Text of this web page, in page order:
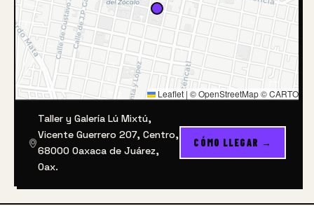
Leaflet | © OpenStreetMap © CARTO
Taller y Galería Lú Mixtú,
Vicente Guerrero 207, Centro,
68000 Oaxaca de Juárez,
Oax.
CÓMO LLEGAR →